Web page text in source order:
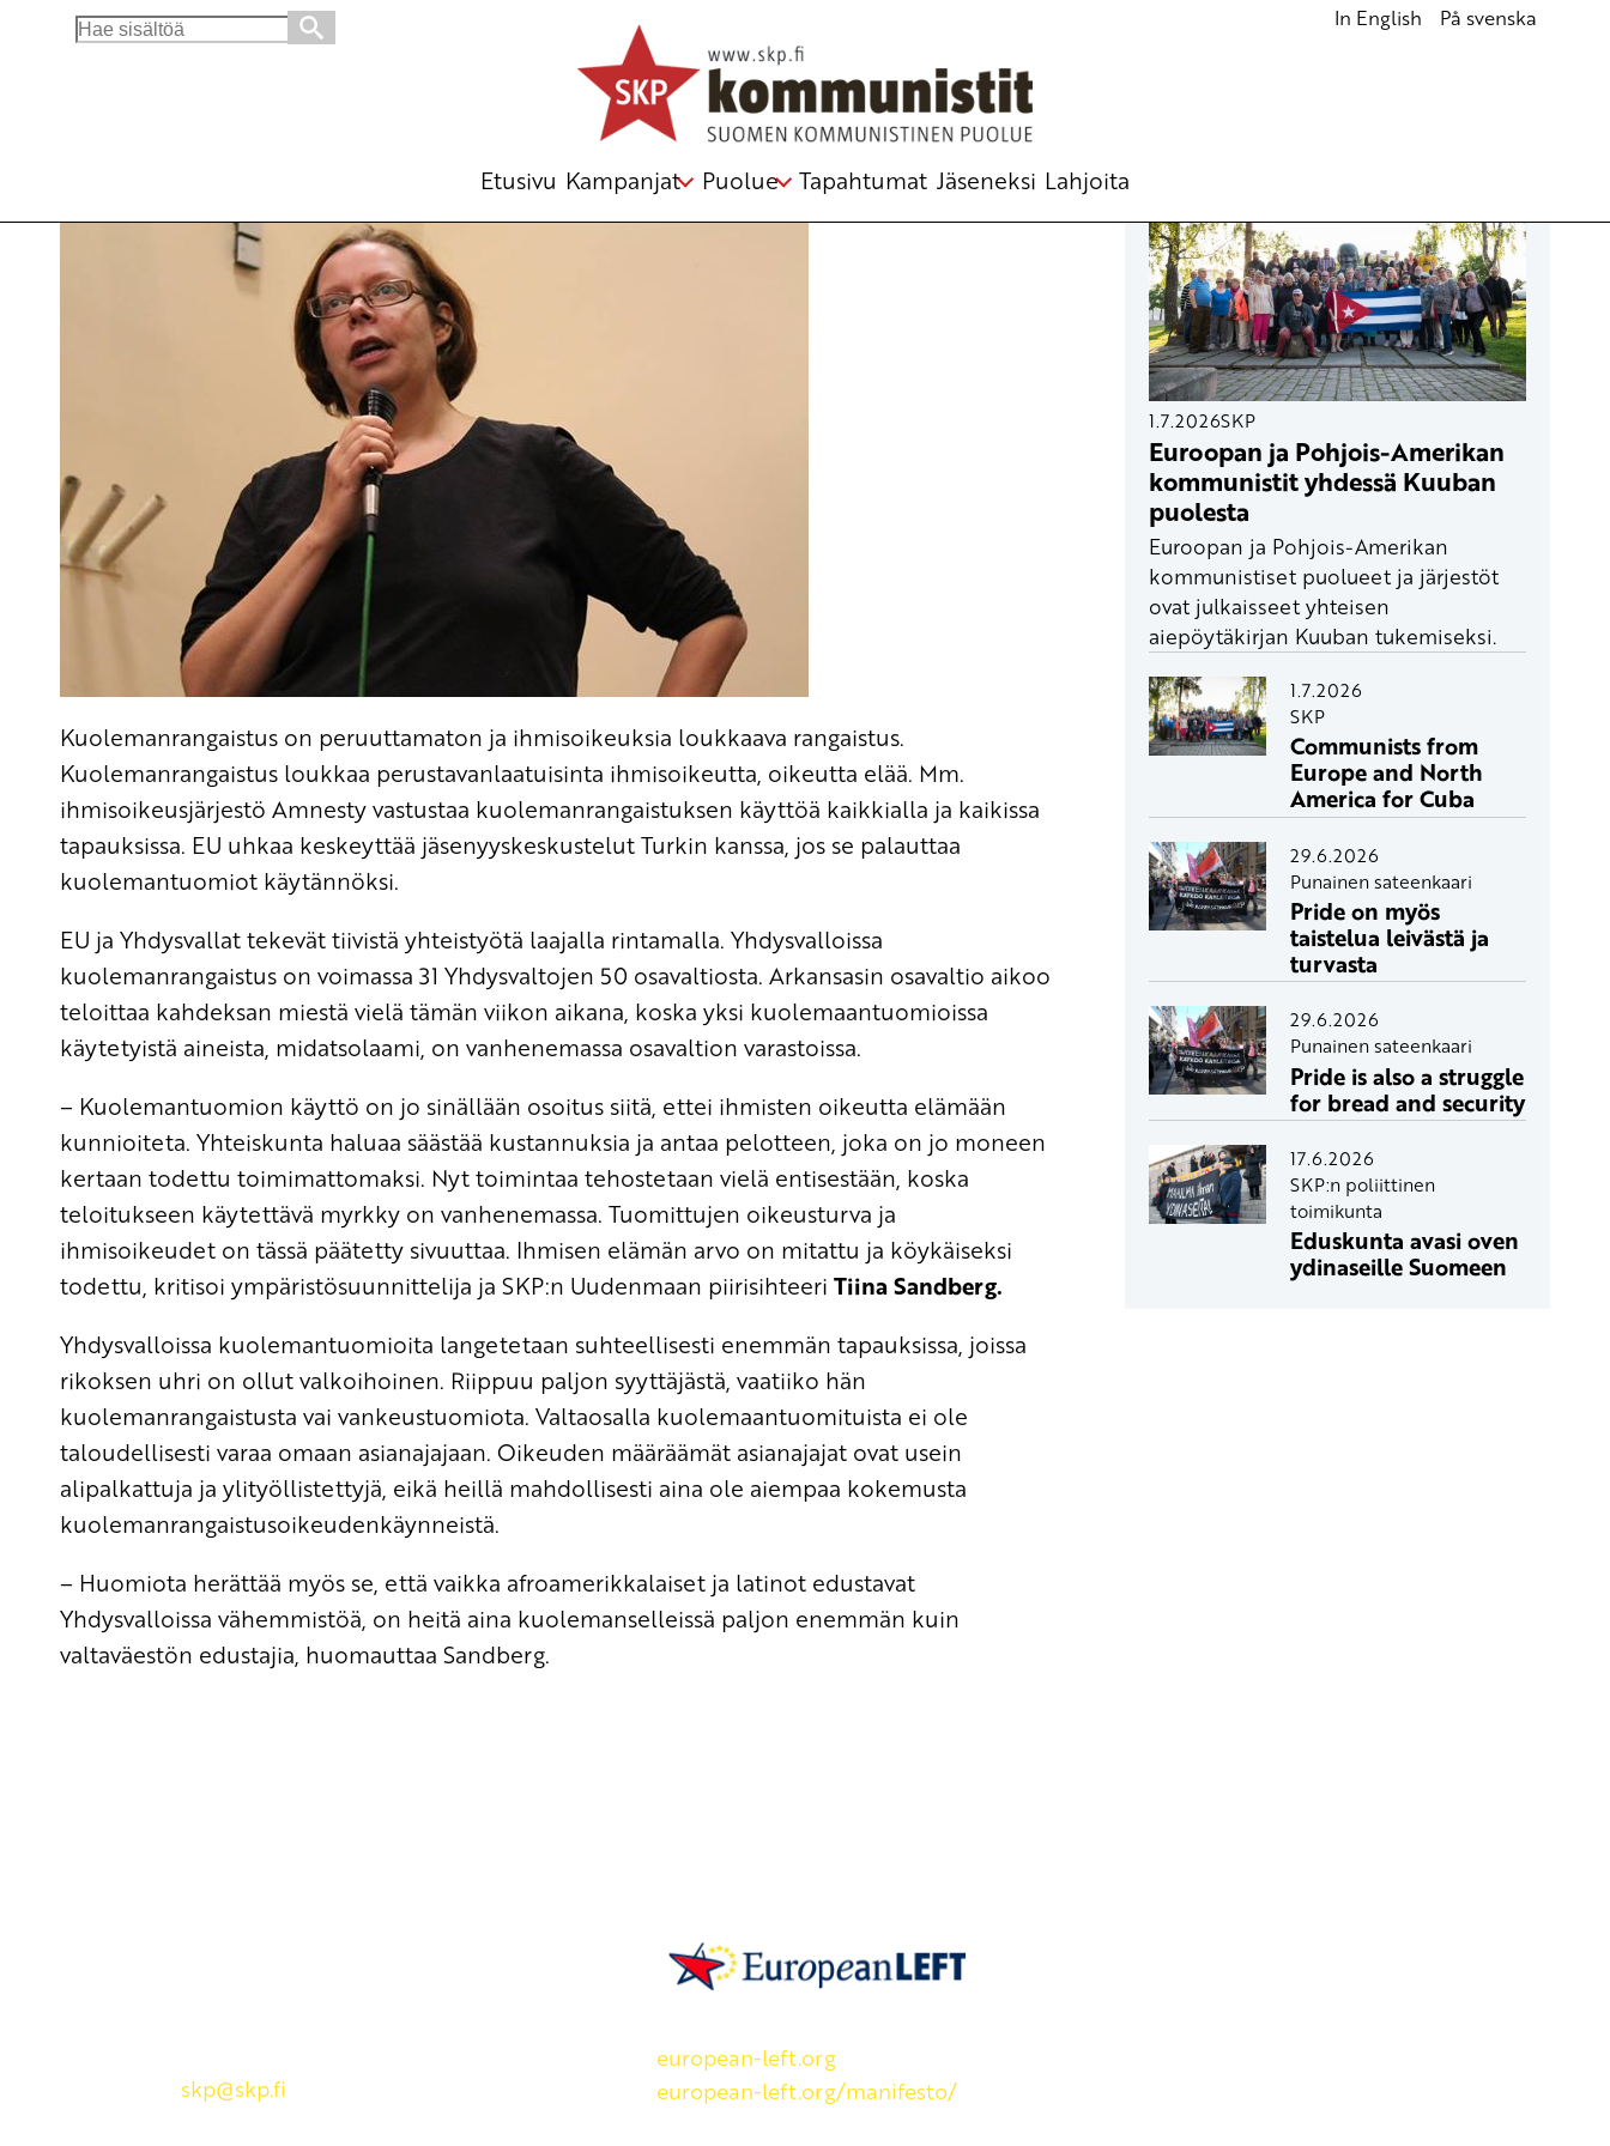
Search
In English På svenska
Etusivu Kampanjat Puolue Tapahtumat Jäseneksi Lahjoita
kuolemantuomio,midatsolaami,yhdysvallat
Kuolemanrangaistus on peruuttamaton ja ihmisoikeuksia loukkaava rangaistus.
Kuolemanrangaistus loukkaa perustavanlaatuisinta ihmisoikeutta, oikeutta elää. Mm.
ihmisoikeusjärjestö Amnesty vastustaa kuolemanrangaistuksen käyttöä kaikkialla ja kaikissa
tapauksissa. EU uhkaa keskeyttää jäsenyyskeskustelut Turkin kanssa, jos se palauttaa
kuolemantuomiot käytännöksi.
EU ja Yhdysvallat tekevät tiivistä yhteistyötä laajalla rintamalla. Yhdysvalloissa
kuolemanrangaistus on voimassa 31 Yhdysvaltojen 50 osavaltiosta. Arkansasin osavaltio aikoo
teloittaa kahdeksan miestä vielä tämän viikon aikana, koska yksi kuolemaantuomioissa
käytetyistä aineista, midatsolaami, on vanhenemassa osavaltion varastoissa.
– Kuolemantuomion käyttö on jo sinällään osoitus siitä, ettei ihmisten oikeutta elämään
kunnioiteta. Yhteiskunta haluaa säästää kustannuksia ja antaa pelotteen, joka on jo moneen
kertaan todettu toimimattomaksi. Nyt toimintaa tehostetaan vielä entisestään, koska
teloitukseen käytettävä myrkky on vanhenemassa. Tuomittujen oikeusturva ja
ihmisoikeudet on tässä päätetty sivuuttaa. Ihmisen elämän arvo on mitattu ja köykäiseksi
todettu, kritisoi ympäristösuunnittelija ja SKP:n Uudenmaan piirisihteeri Tiina Sandberg.
Yhdysvalloissa kuolemantuomioita langetetaan suhteellisesti enemmän tapauksissa, joissa
rikoksen uhri on ollut valkoihoinen. Riippuu paljon syyttäjästä, vaatiiko hän
kuolemanrangaistusta vai vankeustuomiota. Valtaosalla kuolemaantuomituista ei ole
taloudellisesti varaa omaan asianajajaan. Oikeuden määräämät asianajajat ovat usein
alipalkattuja ja ylityöllistettyjä, eikä heillä mahdollisesti aina ole aiempaa kokemusta
kuolemanrangaistusoikeudenkäynneistä.
– Huomiota herättää myös se, että vaikka afroamerikkalaiset ja latinot edustavat
Yhdysvalloissa vähemmistöä, on heitä aina kuolemanselleissä paljon enemmän kuin
valtaväestön edustajia, huomauttaa Sandberg.
1.7.2026SKP
Euroopan ja Pohjois-Amerikan
kommunistit yhdessä Kuuban
puolesta
Euroopan ja Pohjois-Amerikan
kommunistiset puolueet ja järjestöt
ovat julkaisseet yhteisen
aiepöytäkirjan Kuuban tukemiseksi.
1.7.2026
SKP
Communists from
Europe and North
America for Cuba
29.6.2026
Punainen sateenkaari
Pride on myös
taistelua leivästä ja
turvasta
29.6.2026
Punainen sateenkaari
Pride is also a struggle
for bread and security
17.6.2026
SKP:n poliittinen
toimikunta
Eduskunta avasi oven
ydinaseille Suomeen
skp@skp.fi
european-left.org
european-left.org/manifesto/